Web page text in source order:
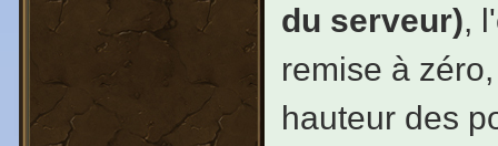
du serveur),
remise à
hauteur des